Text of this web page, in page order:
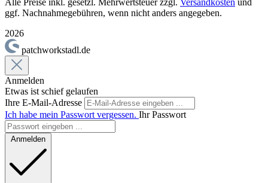
ggf. Nachnahmegebühren, wenn nicht anders angegeben.
2026
patchworkstadl.de
Anmelden
Etwas ist schief gelaufen
Ihre E-Mail-Adresse
Ich habe mein Passwort vergessen. Ihr Passwort
Anmelden